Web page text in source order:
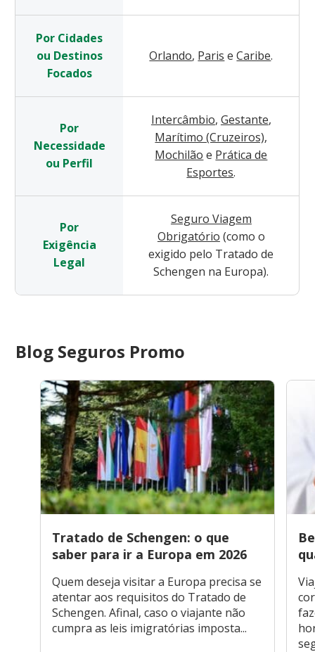
Por Cidades
ou Destinos
Focados
Orlando, Paris e Caribe.
Por
Necessidade
ou Perfil
Intercâmbio, Gestante,
Marítimo (Cruzeiros),
Mochilão e Prática de
Esportes.
Por
Exigência
Legal
Seguro Viagem
Obrigatório (como o
exigido pelo Tratado de
Schengen na Europa).
Blog Seguros Promo
Tratado de Schengen: o que
saber para ir a Europa em 2026
Quem deseja visitar a Europa precisa se
atentar aos requisitos do Tratado de
Schengen. Afinal, caso o viajante não
cumpra as leis imigratórias imposta...